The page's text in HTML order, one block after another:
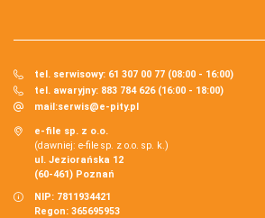
tel. serwisowy: 61 307 00 77 (08:00 - 16:00)
tel. awaryjny: 883 784 626 (16:00 - 18:00)
mail:serwis@e-pity.pl
e-file sp. z o.o.
(dawniej: e-file sp. z o.o. sp. k.)
ul. Jeziorańska 12
(60-461) Poznań
NIP: 7811934421
Regon: 365695953